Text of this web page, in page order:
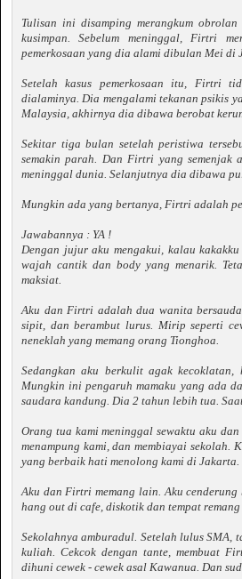
Tulisan ini disamping merangkum
kusimpan. Sebelum meninggal, Firtri
pemerkosaan yang dia alami dibulan Mei di
Setelah kasus pemerkosaan itu, Firtri
dialaminya. Dia mengalami tekanan psikis
Malaysia, akhirnya dia dibawa berobat
Sekitar tiga bulan setelah peristiwa
semakin parah. Dan Firtri yang semenjak
meninggal dunia. Selanjutnya dia dibawa
Mungkin ada yang bertanya, Firtri adalah
Jawabannya : YA !
Dengan jujur aku mengakui, kalau
wajah cantik dan body yang menarik.
maksiat.
Aku dan Firtri adalah dua wanita
sipit, dan berambut lurus. Mirip seperti
neneklah yang memang orang Tionghoa.
Sedangkan aku berkulit agak
Mungkin ini pengaruh mamaku yang ada
saudara kandung. Dia 2 tahun lebih tua.
Orang tua kami meninggal sewaktu aku
menampung kami, dan membiayai sekolah.
yang berbaik hati menolong kami di Jakarta.
Aku dan Firtri memang lain. Aku
hang out di cafe, diskotik dan tempat remang
Sekolahnya amburadul. Setelah lulus
kuliah. Cekcok dengan tante, membuat
dihuni cewek - cewek asal Kawanua. Dan